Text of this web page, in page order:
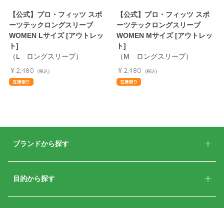
【公式】プロ・フィッツ スポ
ーツテックロングスリーブ
WOMEN Lサイズ [アウトレッ
ト]
（L ロングスリーブ）
￥2,480 (税込)
【公式】プロ・フィッツ スポ
ーツテックロングスリーブ
WOMEN Mサイズ [アウトレッ
ト]
（M ロングスリーブ）
￥2,480 (税込)
ブランドから探す
目的から探す